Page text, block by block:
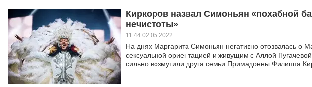
Киркоров назвал Симоньян «похабной
нечистоты»
11:44 02.05.2022
На днях Маргарита Симоньян негативно отозвалась о
сексуальной ориентацией и живущим с Аллой
сильно возмутили друга семьи Примадонны Филиппа